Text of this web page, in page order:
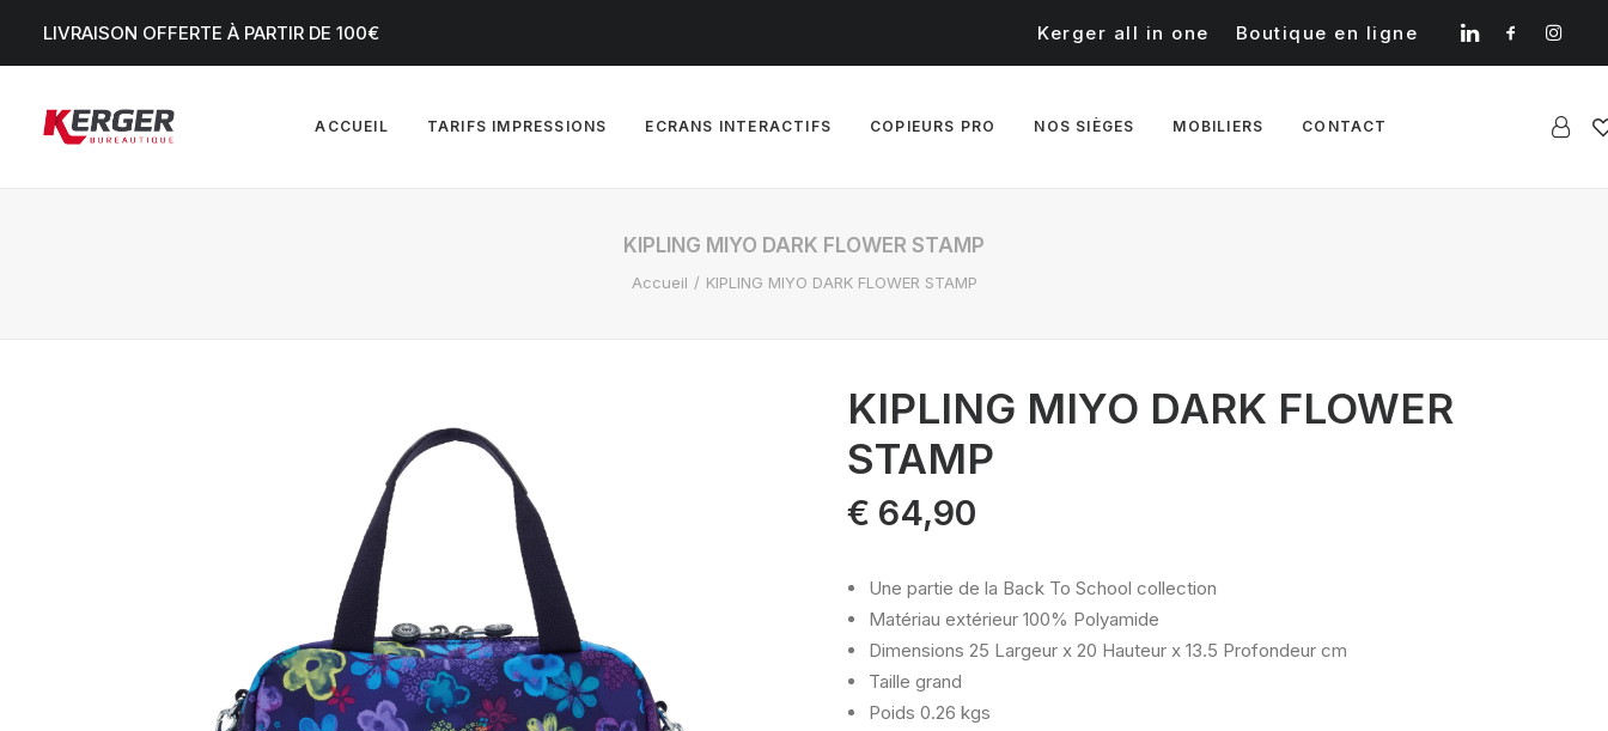
LIVRAISON OFFERTE À PARTIR DE 100€ Kerger all in one Boutique en ligne
ACCUEIL TARIFS IMPRESSIONS ECRANS INTERACTIFS COPIEURS PRO NOS SIÈGES MOBILIERS CONTACT
KIPLING MIYO DARK FLOWER STAMP
Accueil KIPLING MIYO DARK FLOWER STAMP
KIPLING MIYO DARK FLOWER
STAMP
€ 64,90
Une partie de la Back To School collection
Matériau extérieur 100% Polyamide
Dimensions 25 Largeur x 20 Hauteur x 13.5 Profondeur cm
Taille grand
Poids 0.26 kgs